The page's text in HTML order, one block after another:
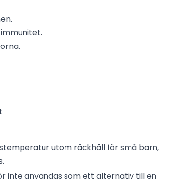
utom räckhåll för små barn,
inte användas som ett alternativ till en